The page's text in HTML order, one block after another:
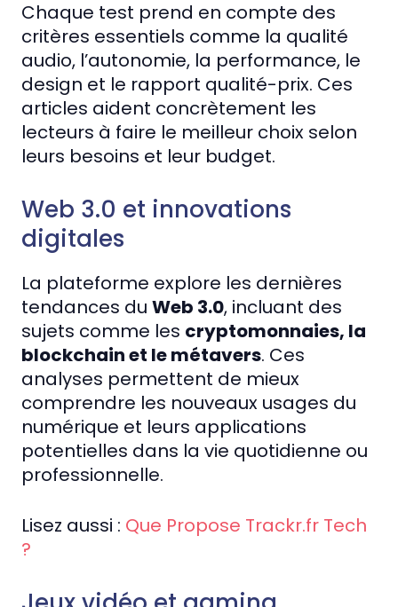
Chaque test prend en compte des
critères essentiels comme la qualité
audio, l’autonomie, la performance, le
design et le rapport qualité-prix. Ces
articles aident concrètement les
lecteurs à faire le meilleur choix selon
leurs besoins et leur budget.
Web 3.0 et innovations
digitales
La plateforme explore les dernières
tendances du Web 3.0, incluant des
sujets comme les cryptomonnaies, la
blockchain et le métavers. Ces
analyses permettent de mieux
comprendre les nouveaux usages du
numérique et leurs applications
potentielles dans la vie quotidienne ou
professionnelle.
Lisez aussi : Que Propose Trackr.fr Tech
?